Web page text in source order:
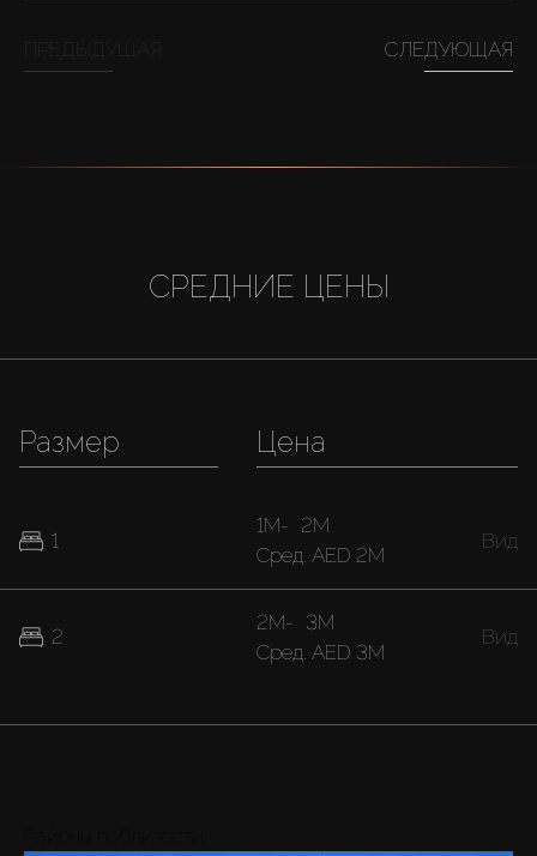
СЛЕДУЮЩАЯ
СРЕДНИЕ ЦЕНЫ
Размер
1
2
Цена
1M- 2M
Cред. AED 2M
Вид
2M- 3M
Cред. AED 3M
Вид